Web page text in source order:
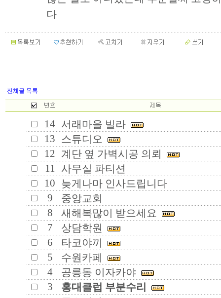
다
전체글 목록
14 서래마을 빌라
13 스튜디오
12 계단 옆 가벽시공 의뢰
11
사무실 파티션
10 늦게나마 인사드립니다
9
중앙교회
8
새해복많이 받으세요
7
상담학원
6
타코야끼
5
수원카페
4
공릉동 이자카야
3
홍대클럽 부분수리